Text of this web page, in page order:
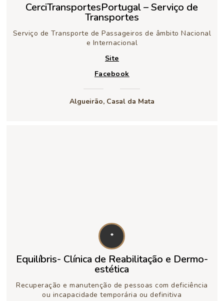
CerciTransportesPortugal – Serviço de
Transportes
Serviço de Transporte de Passageiros de âmbito Nacional
e Internacional
Site
Facebook
Algueirão, Casal da Mata
*
Equilíbris- Clínica de Reabilitação e Dermo-
estética
Recuperação e manutenção de pessoas com deficiência
ou incapacidade temporária ou definitiva